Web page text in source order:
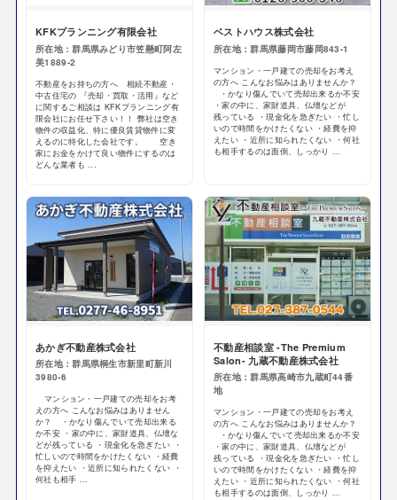
KFKプランニング有限会社
所在地：群馬県みどり市笠懸町阿左
美1889-2
不動産をお持ちの方へ 相続不動産・
中古住宅の 『売却・買取・活用』など
に関するご相談は KFKプランニング有
限会社にお任せ下さい！！ 弊社は空き
物件の収益化、特に優良賃貸物件に変
えるのに特化した会社です。 空き
家にお金をかけて良い物件にするのは
どんな業者も ...
ベストハウス株式会社
所在地：群馬県藤岡市藤岡843-1
マンション・一戸建ての売却をお考え
の方へ こんなお悩みはありませんか？
・かなり傷んでいて売却出来るか不安
・家の中に、家財道具、仏壇などが
残っている ・現金化を急ぎたい ・忙し
いので時間をかけたくない ・経費を抑
えたい ・近所に知られたくない ・何社
も相手するのは面倒、しっかり ...
あかぎ不動産株式会社
所在地：群馬県桐生市新里町新川
3980-6
マンション・一戸建ての売却をお考
えの方へ こんなお悩みはありません
か？ ・かなり傷んでいて売却出来る
か不安 ・家の中に、家財道具、仏壇な
どが残っている ・現金化を急ぎたい ・
忙しいので時間をかけたくない ・経費
を抑えたい ・近所に知られたくない ・
何社も相手 ...
不動産相談室 -The Premium
Salon- 九蔵不動産株式会社
所在地：群馬県高崎市九蔵町44番
地
マンション・一戸建ての売却をお考え
の方へ こんなお悩みはありませんか？
・かなり傷んでいて売却出来るか不安
・家の中に、家財道具、仏壇などが
残っている ・現金化を急ぎたい ・忙し
いので時間をかけたくない ・経費を抑
えたい ・近所に知られたくない ・何社
も相手するのは面倒、しっかり ...